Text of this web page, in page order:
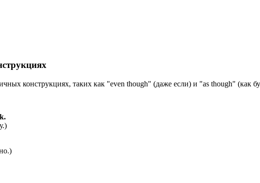
конструкциях, таких как "even though" (даже если) и "as though" (как